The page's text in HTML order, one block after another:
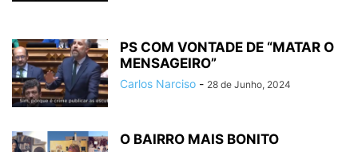
PS COM VONTADE DE “MATAR O
MENSAGEIRO”
Carlos Narciso - 28 de Junho, 2024
O BAIRRO MAIS BONITO